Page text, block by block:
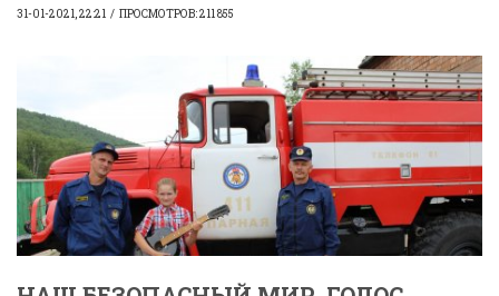
31-01-2021, 22:21 ПРОСМОТРОВ: 211 855